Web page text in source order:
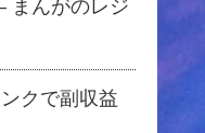
まんがのレジ
クで副収益